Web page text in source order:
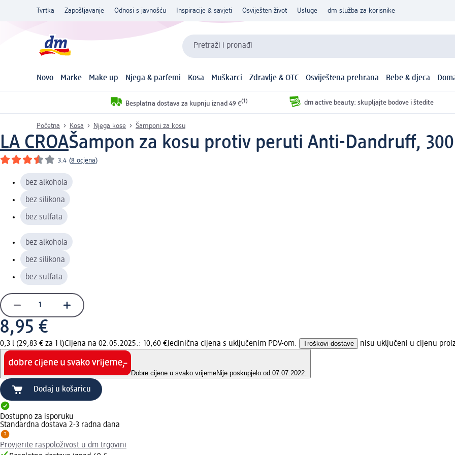
Tvrtka Zapošljavanje Odnosi s javnošću Inspiracije & savjeti Osviješten život Usluge dm služba za korisnike
Pretraži i pronađi
Novo Marke Make up Njega & parfemi Kosa Muškarci Zdravlje & OTC Osviještena prehrana Bebe & djeca
Besplatna dostava za kupnju iznad 49 €(1) dm active beauty: skupljajte bodove i štedite
Početna Kosa Njega kose Šamponi za kosu
LA CROAŠampon za kosu protiv peruti Anti-Dandruff,
3.4 (8 ocjena)
bez alkohola
bez silikona
bez sulfata
bez alkohola
bez silikona
bez sulfata
8,95 €
0,3 l (29,83 € za 1 l)Cijena na 02.05.2025.: 10,60 €Jedinična cijena s uključenim PDV-om. Troškovi dostave nisu uključeni u cijenu
Dobre cijene u svako vrijemeNije poskupjelo od 07.07.2022.
Dodaj u košaricu
Dostupno za isporuku
Standardna dostava 2-3 radna dana
Provjerite raspoloživost u dm trgovini